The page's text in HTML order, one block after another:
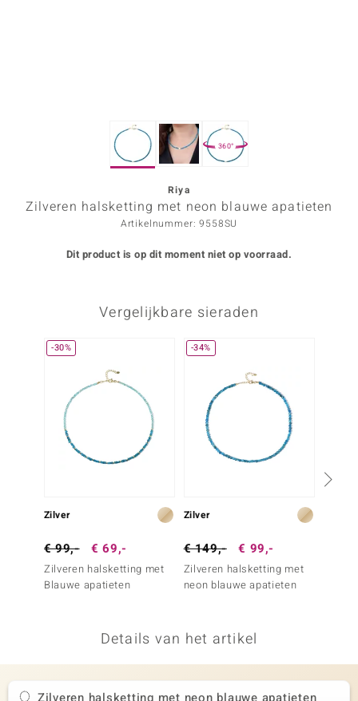
Collection
360°
Riya
Zilveren halsketting met neon blauwe apatieten
Artikelnummer: 9558SU
Dit product is op dit moment niet op voorraad.
Vergelijkbare sieraden
-30%
Zilver
€ 99,- € 69,-
Zilveren halsketting met
Blauwe apatieten
-34%
Zilver
€ 149,- € 99,-
Zilveren halsketting met
neon blauwe apatieten
Details van het artikel